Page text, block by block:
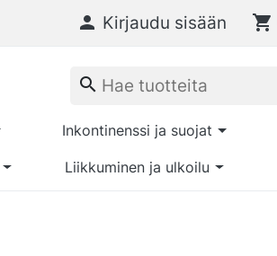
 Kirjaudu sisään shopping_cart
Inkontinenssi ja suojat
Liikkuminen ja ulkoilu
search